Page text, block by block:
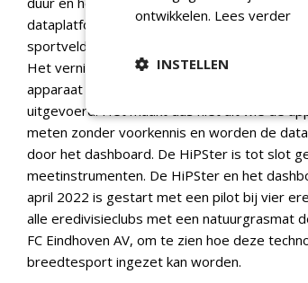
dataplatform bieden hiervoor een oplossing.
sportveldonderhoud wordt hiermee voor
Het vernieuwende aan de HiPSter is dat er
apparaat gecombineerd zijn en dat de
uitgevoerd. Het maakt dus niet uit wie de
meten zonder voorkennis en worden de
door het dashboard. De HiPSter is tot slot
meetinstrumenten. De HiPSter en het
april 2022 is gestart met een pilot bij vier
alle eredivisieclubs met een natuurgrasmat
FC Eindhoven AV, om te zien hoe deze
breedtesport ingezet kan worden.
ontwikkelen. Lees verder
INSTELLEN